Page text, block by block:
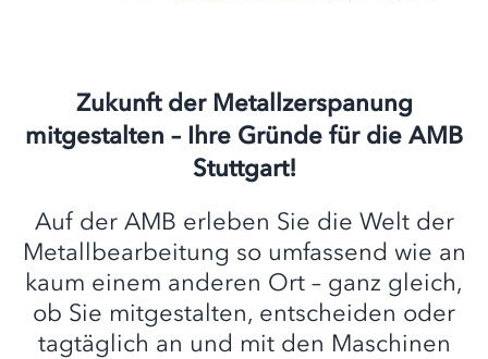
Zukunft der Metallzerspanung
mitgestalten – Ihre Gründe für die AMB
Stuttgart!
Auf der AMB erleben Sie die Welt der
Metallbearbeitung so umfassend wie an
kaum einem anderen Ort – ganz gleich,
ob Sie mitgestalten, entscheiden oder
tagtäglich an und mit den Maschinen